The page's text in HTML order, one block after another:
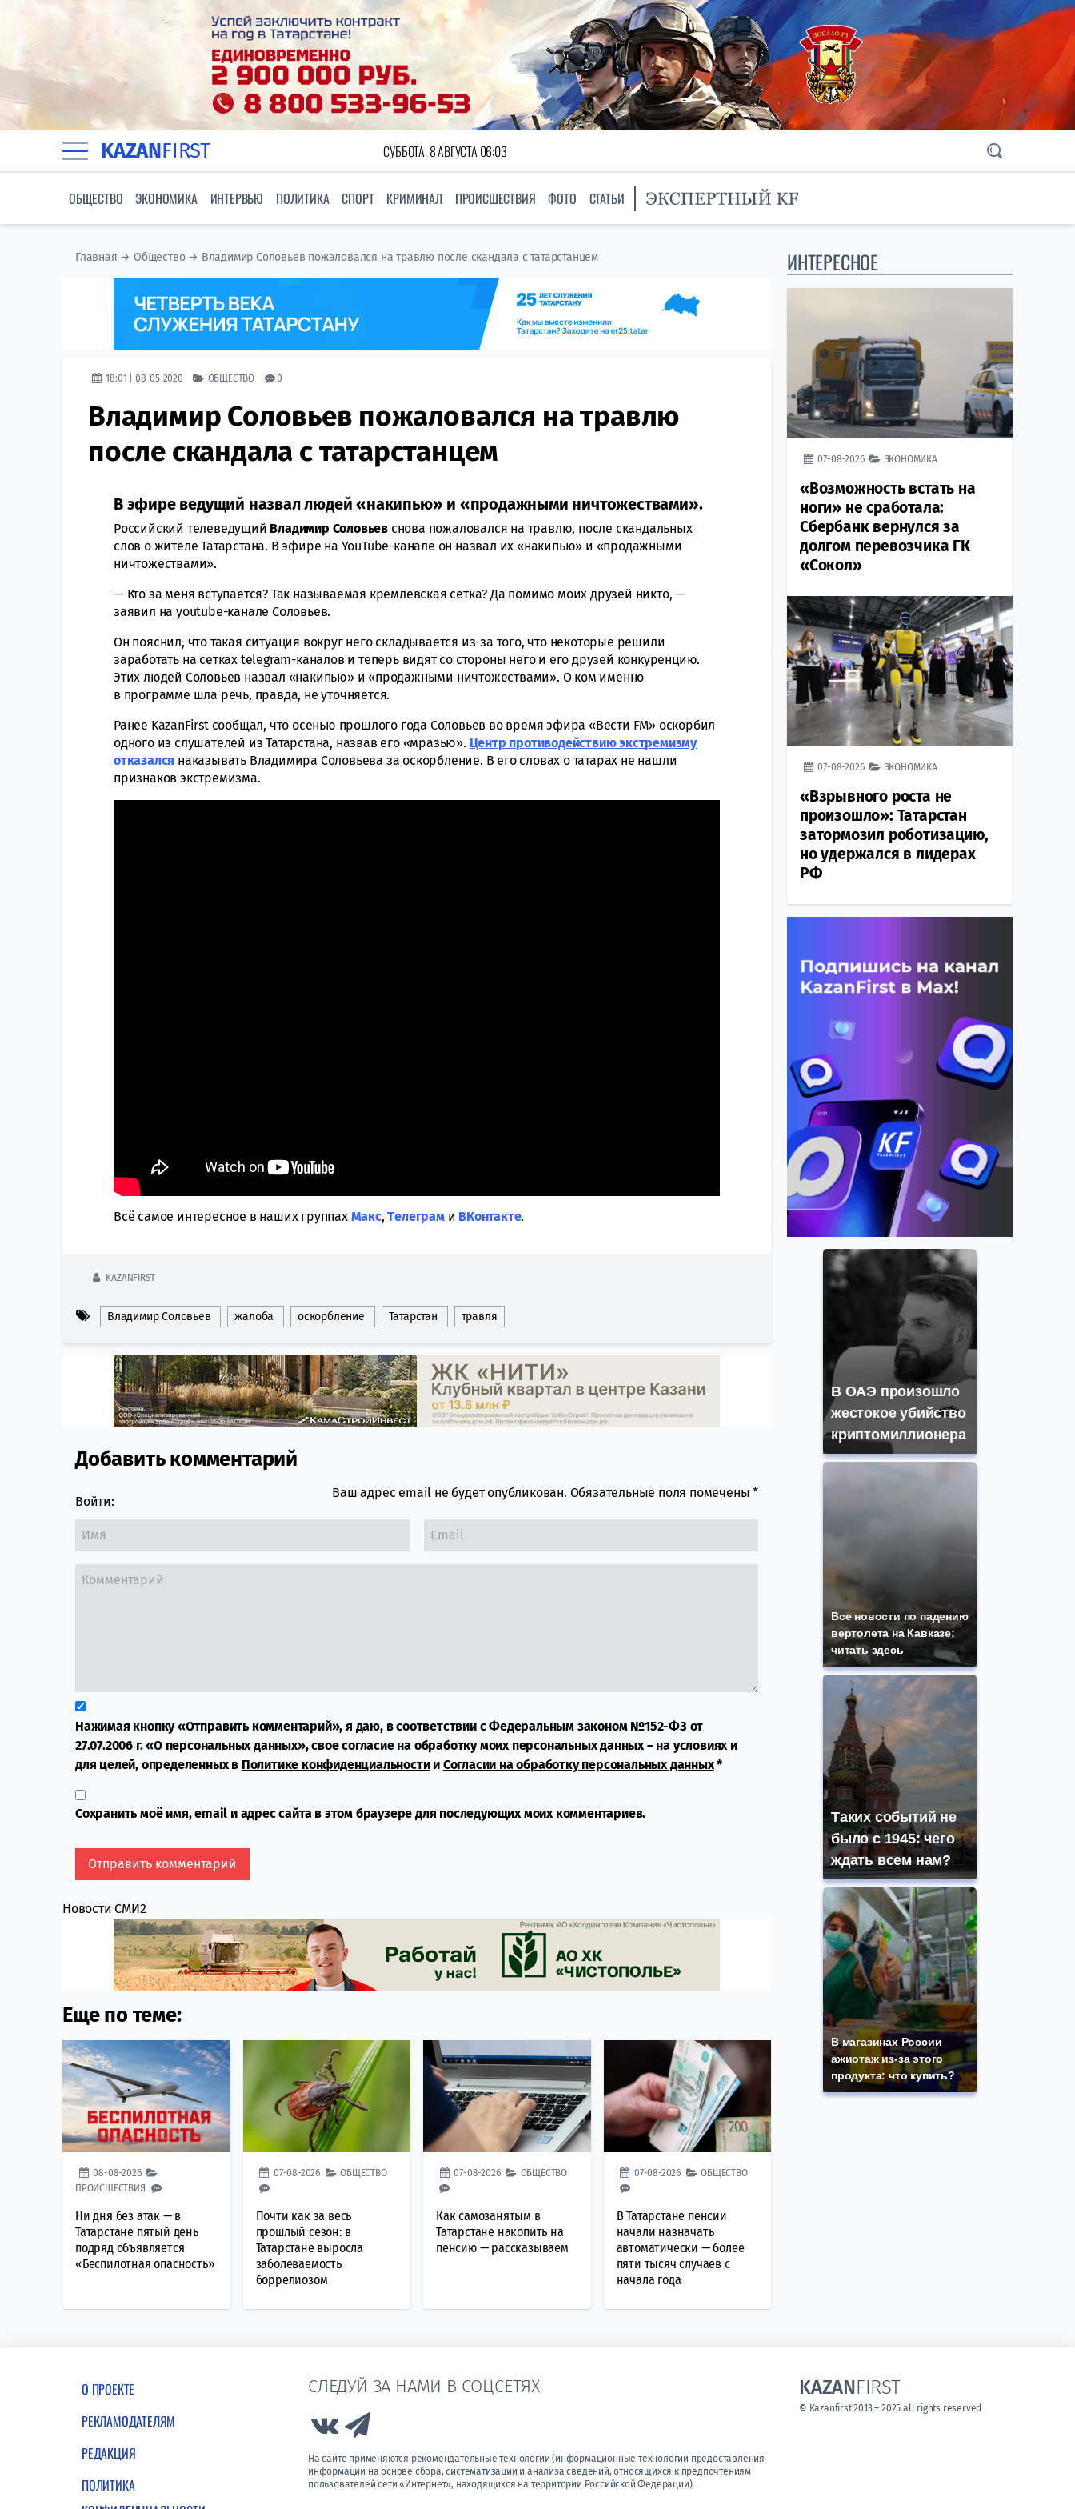
KAZANFIRST СУББОТА, 8 АВГУСТА 06:03
ОБЩЕСТВО ЭКОНОМИКА ИНТЕРВЬЮ ПОЛИТИКА СПОРТ КРИМИНАЛ ПРОИСШЕСТВИЯ ФОТО СТАТЬИ
Главная →Общество→ Владимир Соловьев пожаловался на травлю после скандала с татарстанцем
18:01 | 08-05-2020 ОБЩЕСТВО 0
Владимир Соловьев пожаловался на травлю
после скандала с татарстанцем
В эфире ведущий назвал людей «накипью» и «продажными ничтожествами».
Российский телеведущий Владимир Соловьев снова пожаловался на травлю, после скандальных
слов о жителе Татарстана. В эфире на YouTube-канале он назвал их «накипью» и «продажными
ничтожествами».
— Кто за меня вступается? Так называемая кремлевская сетка? Да помимо моих друзей никто, —
заявил на youtube-канале Соловьев.
Он пояснил, что такая ситуация вокруг него складывается из-за того, что некоторые решили
заработать на сетках telegram-каналов и теперь видят со стороны него и его друзей конкуренцию.
Этих людей Соловьев назвал «накипью» и «продажными ничтожествами». О ком именно
в программе шла речь, правда, не уточняется.
Ранее KazanFirst сообщал, что осенью прошлого года Соловьев во время эфира «Вести FM» оскорбил
одного из слушателей из Татарстана, назвав его «мразью». Центр противодействию экстремизму
отказался наказывать Владимира Соловьева за оскорбление. В его словах о татарах не нашли
признаков экстремизма.
Всё самое интересное в наших группах Макс,Tелеграми ВКонтакте.
KAZANFIRST
Владимир Соловьев жалоба оскорбление Татарстан травля
Comment section
Добавить комментарий
Войти:
Ваш адрес email не будет опубликован. Обязательные поля помечены*
Нажимая кнопку «Отправить комментарий», я даю, в соответствии с Федеральным законом №152-ФЗ от
27.07.2006 г. «О персональных данных», свое согласие на обработку моих персональных данных – на условиях и
для целей, определенных в Политике конфиденциальностии Согласии на обработку персональных данных*
Сохранить моё имя, email и адрес сайта в этом браузере для последующих моих комментариев.
Новости СМИ2
Еще по теме:
08-08-2026
ПРОИСШЕСТВИЯ
Ни дня без атак — в
Татарстане пятый день
подряд объявляется
«Беспилотная опасность»
07-08-2026 ОБЩЕСТВО
Почти как за весь
прошлый сезон: в
Татарстане выросла
заболеваемость
боррелиозом
07-08-2026 ОБЩЕСТВО
Как самозанятым в
Татарстане накопить на
пенсию — рассказываем
07-08-2026 ОБЩЕСТВО
В Татарстане пенсии
начали назначать
автоматически — более
пяти тысяч случаев с
начала года
ИНТЕРЕСНОЕ
07-08-2026 ЭКОНОМИКА
«Возможность встать на
ноги» не сработала:
Сбербанк вернулся за
долгом перевозчика ГК
«Сокол»
07-08-2026 ЭКОНОМИКА
«Взрывного роста не
произошло»: Татарстан
затормозил роботизацию,
но удержался в лидерах
РФ
В ОАЭ произошло
жестокое убийство
криптомиллионера
Все новости по падению
вертолета на Кавказе:
читать здесь
Таких событий не
было с 1945: чего
ждать всем нам?
В магазинах России
ажиотаж из-за этого
продукта: что купить?
О ПРОЕКТЕ
РЕКЛАМОДАТЕЛЯМ
РЕДАКЦИЯ
ПОЛИТИКА
СЛЕДУЙ ЗА НАМИ В СОЦСЕТЯХ
Link to Vk
На сайте применяются рекомендательные технологии (информационные технологии предоставления
информации на основе сбора, систематизации и анализа сведений, относящихся к предпочтениям
пользователей сети «Интернет», находящихся на территории Российской Федерации).
KAZANFIRST
© Kazanfirst 2013 – 2025 all rights reserved